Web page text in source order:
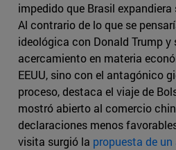
impedido que Brasil
Al contrario de lo que se
ideológica con Donald Trump y
acercamiento en materia
EEUU, sino con el antagónico
proceso, destaca el viaje de
mostró abierto al comercio
declaraciones menos
visita surgió la propuesta de